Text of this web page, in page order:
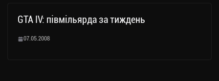
GTA IV: півмільярда за тиждень
07.05.2008